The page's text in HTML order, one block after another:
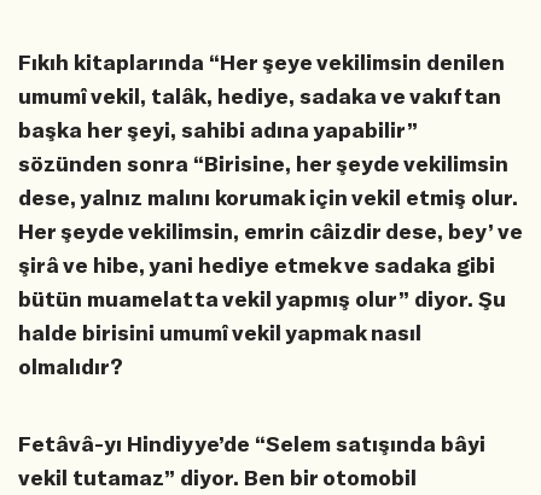
Fıkıh kitaplarında “Her şeye vekilimsin denilen
umumî vekil, talâk, hediye, sadaka ve vakıftan
başka her şeyi, sahibi adına yapabilir”
sözünden sonra “Birisine, her şeyde vekilimsin
dese, yalnız malını korumak için vekil etmiş olur.
Her şeyde vekilimsin, emrin câizdir dese, bey’ ve
şirâ ve hibe, yani hediye etmek ve sadaka gibi
bütün muamelatta vekil yapmış olur” diyor. Şu
halde birisini umumî vekil yapmak nasıl
olmalıdır?
Fetâvâ-yı Hindiyye’de “Selem satışında bâyi
vekil tutamaz” diyor. Ben bir otomobil